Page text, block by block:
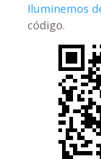
Iluminemos
código.